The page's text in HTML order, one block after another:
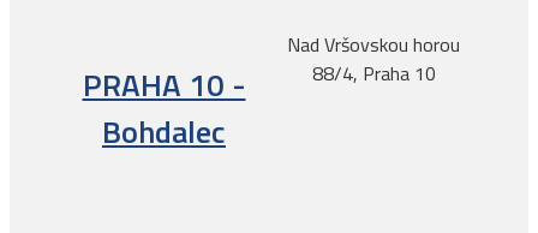
PRAHA 10 -
Bohdalec
Nad Vršovskou horou
88/4, Praha 10